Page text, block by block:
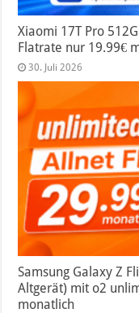
Xiaomi 17T Pro
Flatrate nur 19.99€
30. Juli 2026
Samsung Galaxy Z
Altgerät) mit o2
monatlich